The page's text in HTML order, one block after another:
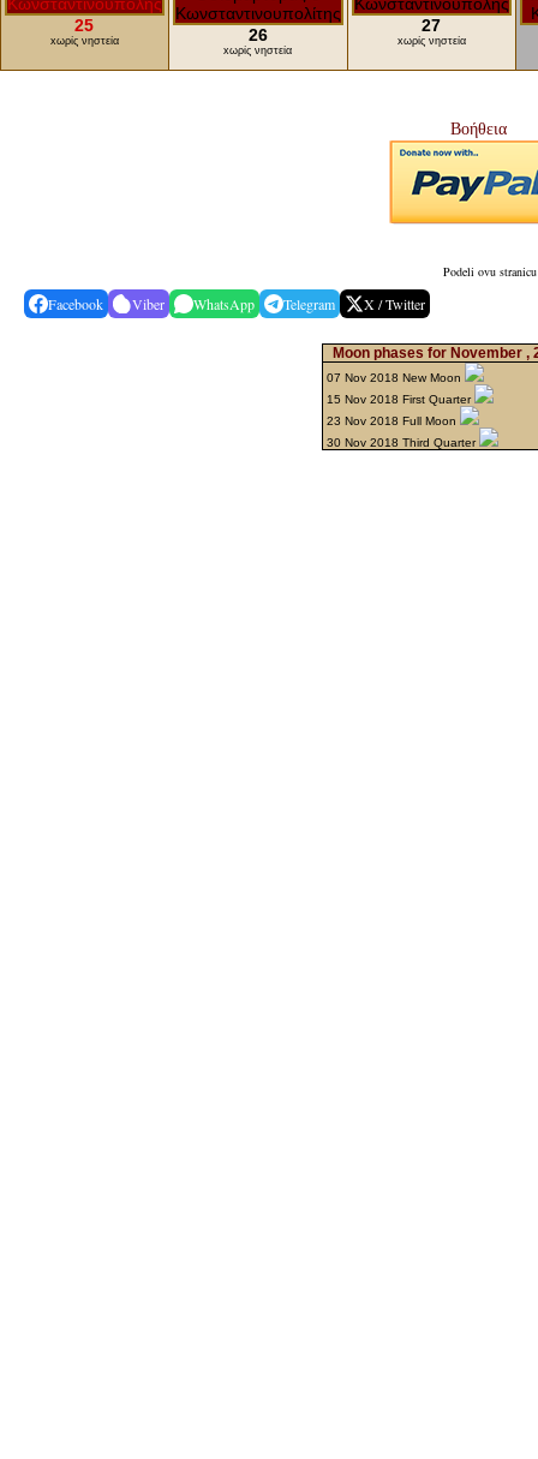
25
xωρίς νηστεία 26
xωρίς νηστεία
27
xωρίς νηστεία
Βοήθεια
Podeli ovu stranicu
Facebook Viber WhatsApp Telegram X / Twitter
Moon phases for November ,
07 Nov 2018 New Moon
15 Nov 2018 First Quarter
23 Nov 2018 Full Moon
30 Nov 2018 Third Quarter